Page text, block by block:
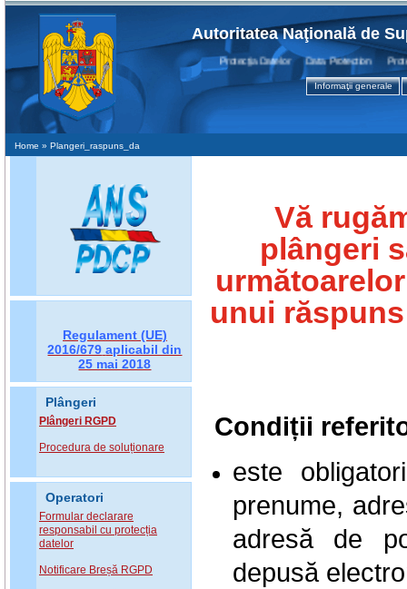
Autoritatea Naţională de
Protecţia Datelor Data Protection
Informaţii generale
Home » Plangeri_raspuns_da
Regulament (UE)
2016/679 aplicabil din
25 mai 2018
Plângeri
Plângeri RGPD
Procedura de soluționare
Operatori
Formular declarare
responsabil cu protecția
datelor
Notificare Breșă RGPD
Vă
plângeri
unui
Condiții
este
prenume,
adresă de
depusă